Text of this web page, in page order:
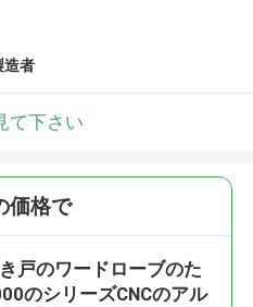
造者
て下さい
価格で
戸のワードローブのた
のシリーズCNCのアル